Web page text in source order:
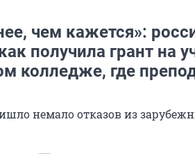
чем кажется»:
получила грант на
колледже, где
немало отказов из